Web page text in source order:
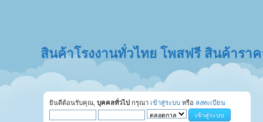
สินค้าโรงงานทั่วไทย โพสฟรี สินค้ารา
ยินดีต้อนรับคุณ, บุคคลทั่วไป กรุณา เข้าสู่ระบบ หรือ ลงทะเบียน